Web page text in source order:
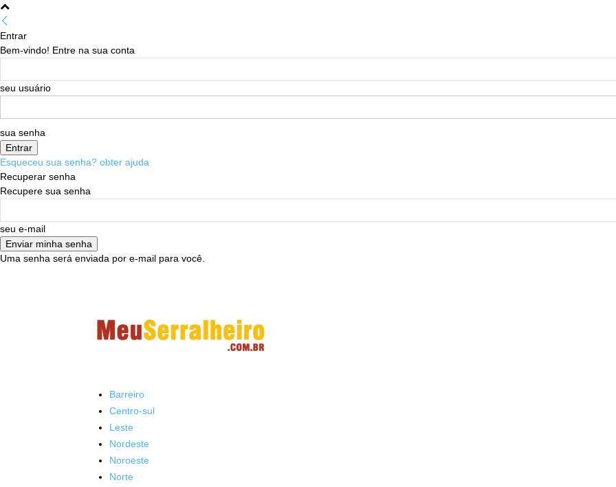
Entrar
Bem-vindo! Entre na sua conta
seu usuário
sua senha
Esqueceu sua senha? obter ajuda
Recuperar senha
Recupere sua senha
seu e-mail
Uma senha será enviada por e-mail para você.
Barreiro
Centro-sul
Leste
Nordeste
Noroeste
Norte